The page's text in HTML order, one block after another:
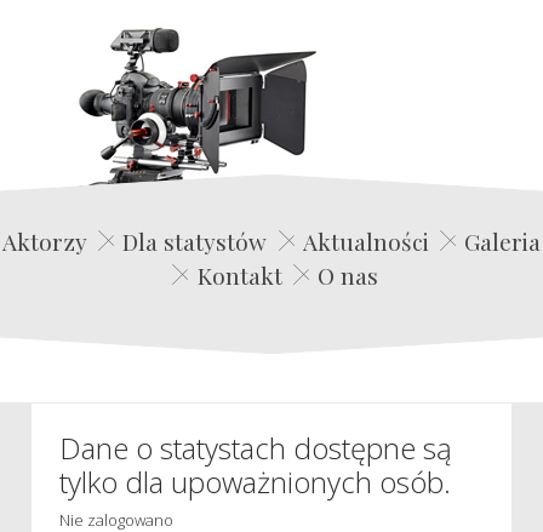
Edwin Film Agencja Aktorska
Aktorzy Dla statystów Aktualności
Galeria
Kontakt
O nas
Dane o statystach dostępne są
tylko dla upoważnionych osób.
Nie zalogowano